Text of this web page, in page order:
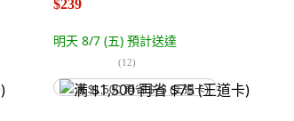
$239
明天 8/7 (五) 預計送達
(12)
满 $1,500 再省 $75 (王道卡)